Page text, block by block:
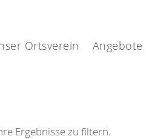
Ortsverein Angebote
Ergebnisse zu filtern.